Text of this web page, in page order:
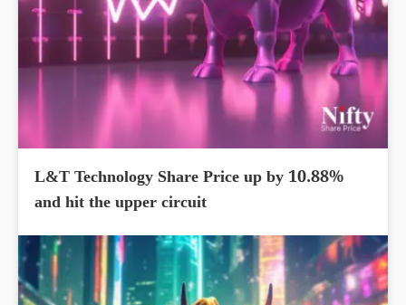
L&T Technology Share Price up by 10.88%
and hit the upper circuit